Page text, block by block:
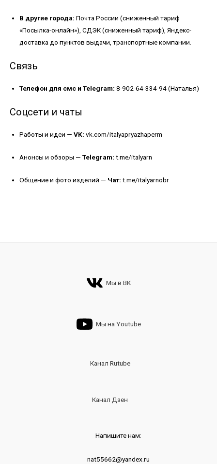
В другие города: Почта России (сниженный тариф
«Посылка-онлайн»), СДЭК (сниженный тариф), Яндекс-
доставка до пунктов выдачи, транспортные компании.
Связь
Телефон для смс и Telegram: 8-902-64-334-94 (Наталья)
Соцсети и чаты
Работы и идеи — VK: vk.com/italyapryazhaperm
Анонсы и обзоры — Telegram: t.me/italyarn
Общение и фото изделий — Чат: t.me/italyarnobr
Мы в ВК
Мы на Youtube
Канал Rutube
Канал Дзен
Напишите нам:
nat55662@yandex.ru